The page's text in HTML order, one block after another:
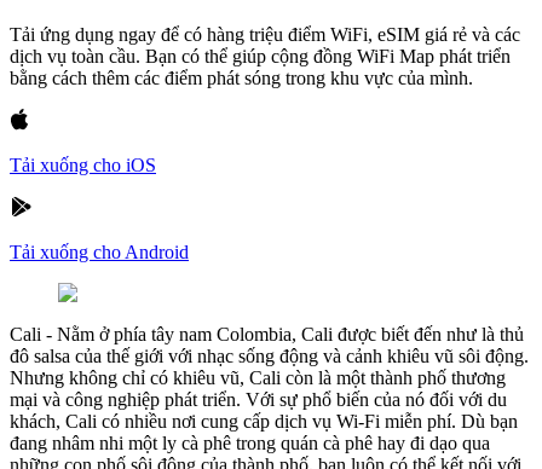
Tải ứng dụng ngay để có hàng triệu điểm WiFi, eSIM giá rẻ và các
dịch vụ toàn cầu. Bạn có thể giúp cộng đồng WiFi Map phát triển
bằng cách thêm các điểm phát sóng trong khu vực của mình.
Tải xuống cho iOS
Tải xuống cho Android
Cali - Nằm ở phía tây nam Colombia, Cali được biết đến như là thủ
đô salsa của thế giới với nhạc sống động và cảnh khiêu vũ sôi động.
Nhưng không chỉ có khiêu vũ, Cali còn là một thành phố thương
mại và công nghiệp phát triển. Với sự phổ biến của nó đối với du
khách, Cali có nhiều nơi cung cấp dịch vụ Wi-Fi miễn phí. Dù bạn
đang nhâm nhi một ly cà phê trong quán cà phê hay đi dạo qua
những con phố sôi động của thành phố, bạn luôn có thể kết nối với